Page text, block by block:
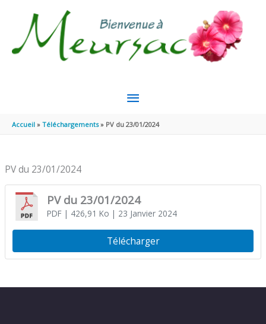
MENU
PRINCIPAL
Accueil Téléchargements PV du 23/01/2024
PV du 23/01/2024
PV du 23/01/2024
PDF| 426,91 Ko | 23 Janvier 2024
Télécharger